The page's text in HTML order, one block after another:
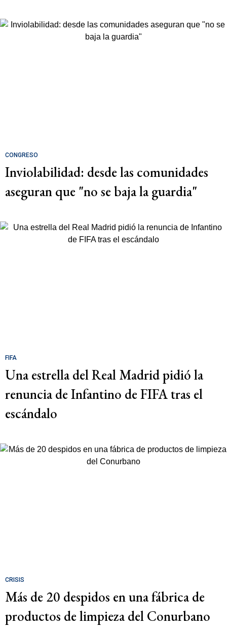
CONGRESO
Inviolabilidad: desde las comunidades
aseguran que "no se baja la guardia"
FIFA
Una estrella del Real Madrid pidió la
renuncia de Infantino de FIFA tras el
escándalo
CRISIS
Más de 20 despidos en una fábrica de
productos de limpieza del Conurbano